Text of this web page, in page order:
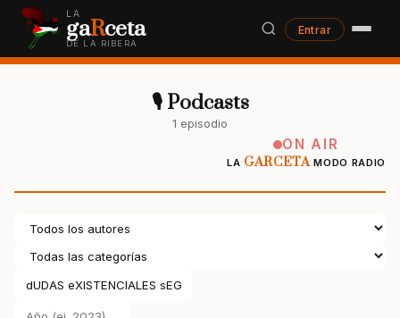
LA
gaRceta
DE LA RIBERA
Entrar
🎙 Podcasts
1 episodio
ON AIR
LA GARCETAMODO RADIO